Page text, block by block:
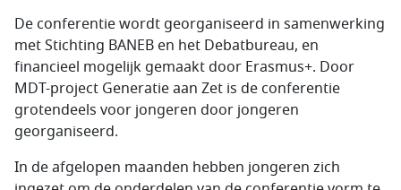
De conferentie wordt georganiseerd in samenwerking
met Stichting BANEB en het Debatbureau, en
financieel mogelijk gemaakt door Erasmus+. Door
MDT-project Generatie aan Zet is de conferentie
grotendeels voor jongeren door jongeren
georganiseerd.
In de afgelopen maanden hebben jongeren zich